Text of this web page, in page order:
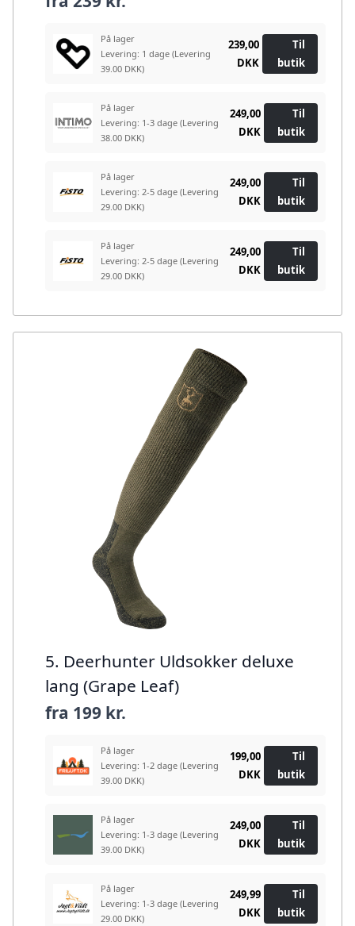
På lager
Levering: 1 dage (Levering
39.00 DKK)
239,00
DKK
Til
butik
På lager
Levering: 1-3 dage (Levering
38.00 DKK)
249,00
DKK
Til
butik
På lager
Levering: 2-5 dage (Levering
29.00 DKK)
249,00
DKK
Til
butik
På lager
Levering: 2-5 dage (Levering
29.00 DKK)
249,00
DKK
Til
butik
5. Deerhunter Uldsokker deluxe
lang (Grape Leaf)
fra 199 kr.
På lager
Levering: 1-2 dage (Levering
39.00 DKK)
199,00
DKK
Til
butik
På lager
Levering: 1-3 dage (Levering
39.00 DKK)
249,00
DKK
Til
butik
På lager
Levering: 1-3 dage (Levering
29.00 DKK)
249,99
DKK
Til
butik